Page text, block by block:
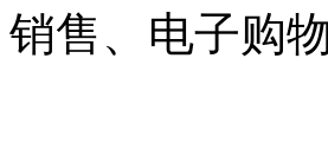
销售、电子购